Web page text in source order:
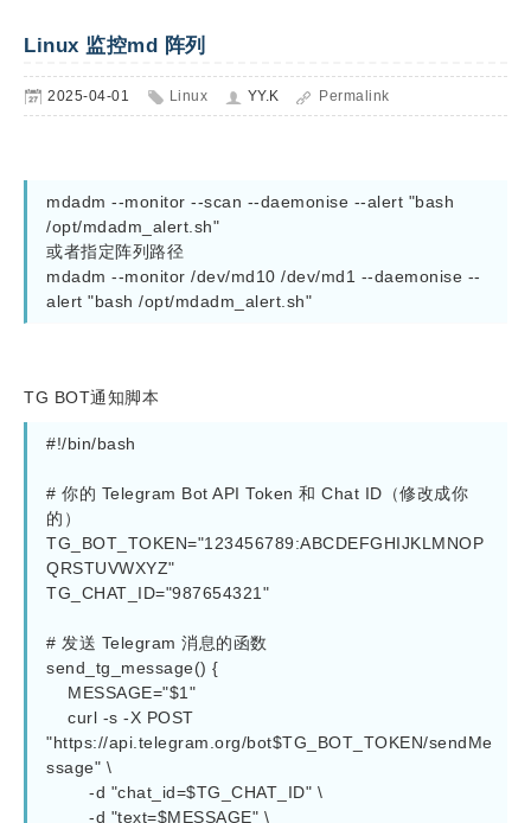
Linux 监控md 阵列
2025-04-01 Linux YY.K Permalink
mdadm --monitor --scan --daemonise --alert "bash
/opt/mdadm_alert.sh"
或者指定阵列路径
mdadm --monitor /dev/md10 /dev/md1 --daemonise --
alert "bash /opt/mdadm_alert.sh"
TG BOT通知脚本
#!/bin/bash
# 你的 Telegram Bot API Token 和 Chat ID（修改成你
的）
TG_BOT_TOKEN="123456789:ABCDEFGHIJKLMNOP
QRSTUVWXYZ"
TG_CHAT_ID="987654321"
# 发送 Telegram 消息的函数
send_tg_message() {
"https://api.telegram.org/bot$TG_BOT_TOKEN/sendMe
ssage" \